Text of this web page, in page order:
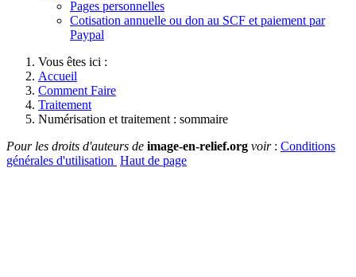
Pages personnelles
Cotisation annuelle ou don au SCF et paiement par
Paypal
Vous êtes ici :
Accueil
Comment Faire
Traitement
Numérisation et traitement : sommaire
Pour les droits d'auteurs de image-en-relief.org voir: Conditions
générales d'utilisation Haut de page